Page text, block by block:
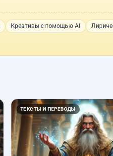
Креативы с помощью AI
ТЕКСТЫ И ПЕРЕВОДЫ